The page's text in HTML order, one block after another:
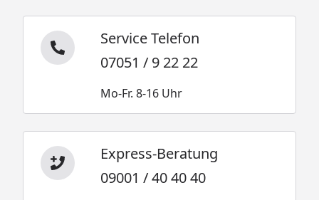
Service Telefon
07051 / 9 22 22
Mo-Fr. 8-16 Uhr
Express-Beratung
09001 / 40 40 40